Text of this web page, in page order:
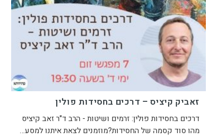
זאביק קיציס – דרכים בחסידות פולין
דרכים בחסידות פולין: זרמים ושיטות - הרב ד"ר זאב קיציס
מהו סוד קסמה של החסידות?מוזמנים לצאת איתנו למסע…